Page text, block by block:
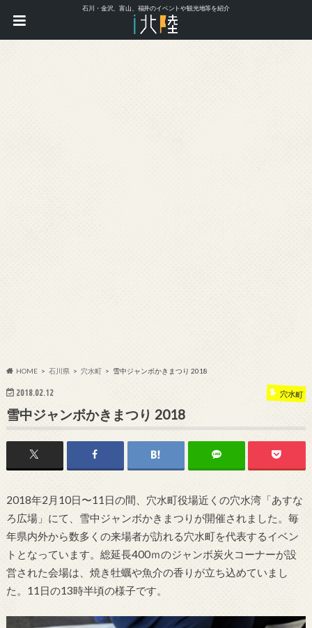
石川・金沢、富山、福井のイベントや観光地等を紹介
HOME 石川県 穴水町 雪中ジャンボかきまつり 2018
2018.02.12 穴水町
雪中ジャンボかきまつり 2018
2018年2月10日〜11日の間、穴水町役場近くの穴水湾「あすな
ろ広場」にて、雪中ジャンボかきまつりが開催されました。毎
年県内外から数多くの来場者が訪れる穴水町を代表するイベン
トとなっています。総延長400ｍのジャンボ炭火コーナーが設
営された会場は、焼き牡蠣や魚介の香りが立ち込めていまし
た。11日の13時半頃の様子です。